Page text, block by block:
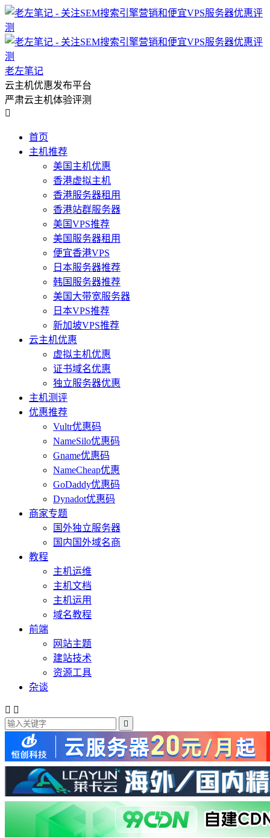
老左笔记
云主机优惠发布平台
严肃云主机体验评测

首页
主机推荐
美国主机优惠
香港虚拟主机
香港服务器租用
香港站群服务器
美国VPS推荐
美国服务器租用
便宜香港VPS
日本服务器推荐
韩国服务器推荐
美国大带宽服务器
日本VPS推荐
新加坡VPS推荐
云主机优惠
虚拟主机优惠
证书域名优惠
独立服务器优惠
主机测评
优惠推荐
Vultr优惠码
NameSilo优惠码
Gname优惠码
NameCheap优惠
GoDaddy优惠码
Dynadot优惠码
商家专题
国外独立服务器
国内国外域名商
教程
主机运维
主机文档
主机运用
域名教程
前端
网站主题
建站技术
资源工具
杂谈
 
